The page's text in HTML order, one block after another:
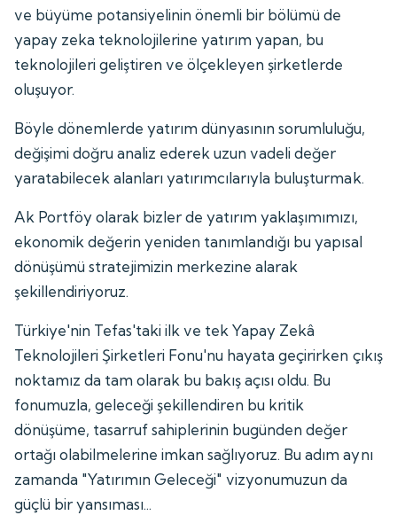
ve büyüme potansiyelinin önemli bir bölümü de
yapay zeka teknolojilerine yatırım yapan, bu
teknolojileri geliştiren ve ölçekleyen şirketlerde
oluşuyor.
Böyle dönemlerde yatırım dünyasının sorumluluğu,
değişimi doğru analiz ederek uzun vadeli değer
yaratabilecek alanları yatırımcılarıyla buluşturmak.
Ak Portföy olarak bizler de yatırım yaklaşımımızı,
ekonomik değerin yeniden tanımlandığı bu yapısal
dönüşümü stratejimizin merkezine alarak
şekillendiriyoruz.
Türkiye'nin Tefas'taki ilk ve tek Yapay Zekâ
Teknolojileri Şirketleri Fonu'nu hayata geçirirken çıkış
noktamız da tam olarak bu bakış açısı oldu. Bu
fonumuzla, geleceği şekillendiren bu kritik
dönüşüme, tasarruf sahiplerinin bugünden değer
ortağı olabilmelerine imkan sağlıyoruz. Bu adım aynı
zamanda "Yatırımın Geleceği" vizyonumuzun da
güçlü bir yansıması...